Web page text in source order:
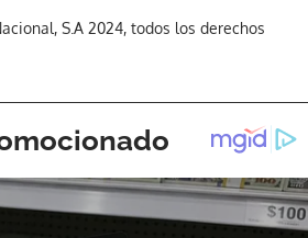
S.A 2024, todos los derechos